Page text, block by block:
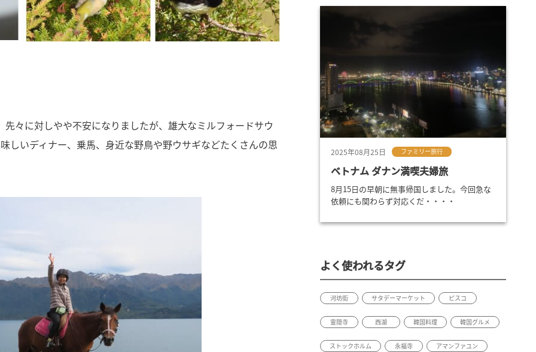
々に対しやや不安になりましたが、雄大なミルフォードサウ
しいディナー、乗馬、身近な野鳥や野ウサギなどたくさんの思
2025年08月25日 ファミリー旅行
ベトナム ダナン満喫夫婦旅
8月15日の早朝に無事帰国しました。今回急な
依頼にも関わらず対応くだ・・・・
よく使われるタグ
河坊街 サタデーマーケット ピスコ
霊隠寺 西湖 韓国料理 韓国グルメ
ストックホルム 永福寺 アマンファユン